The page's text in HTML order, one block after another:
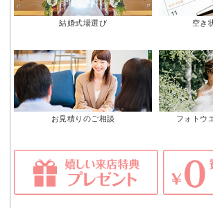
結婚式場選び 空き
お見積りのご相談 フォトウ